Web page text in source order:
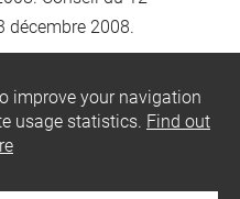
décembre 2008.
improve your navigation
usage statistics. Find out